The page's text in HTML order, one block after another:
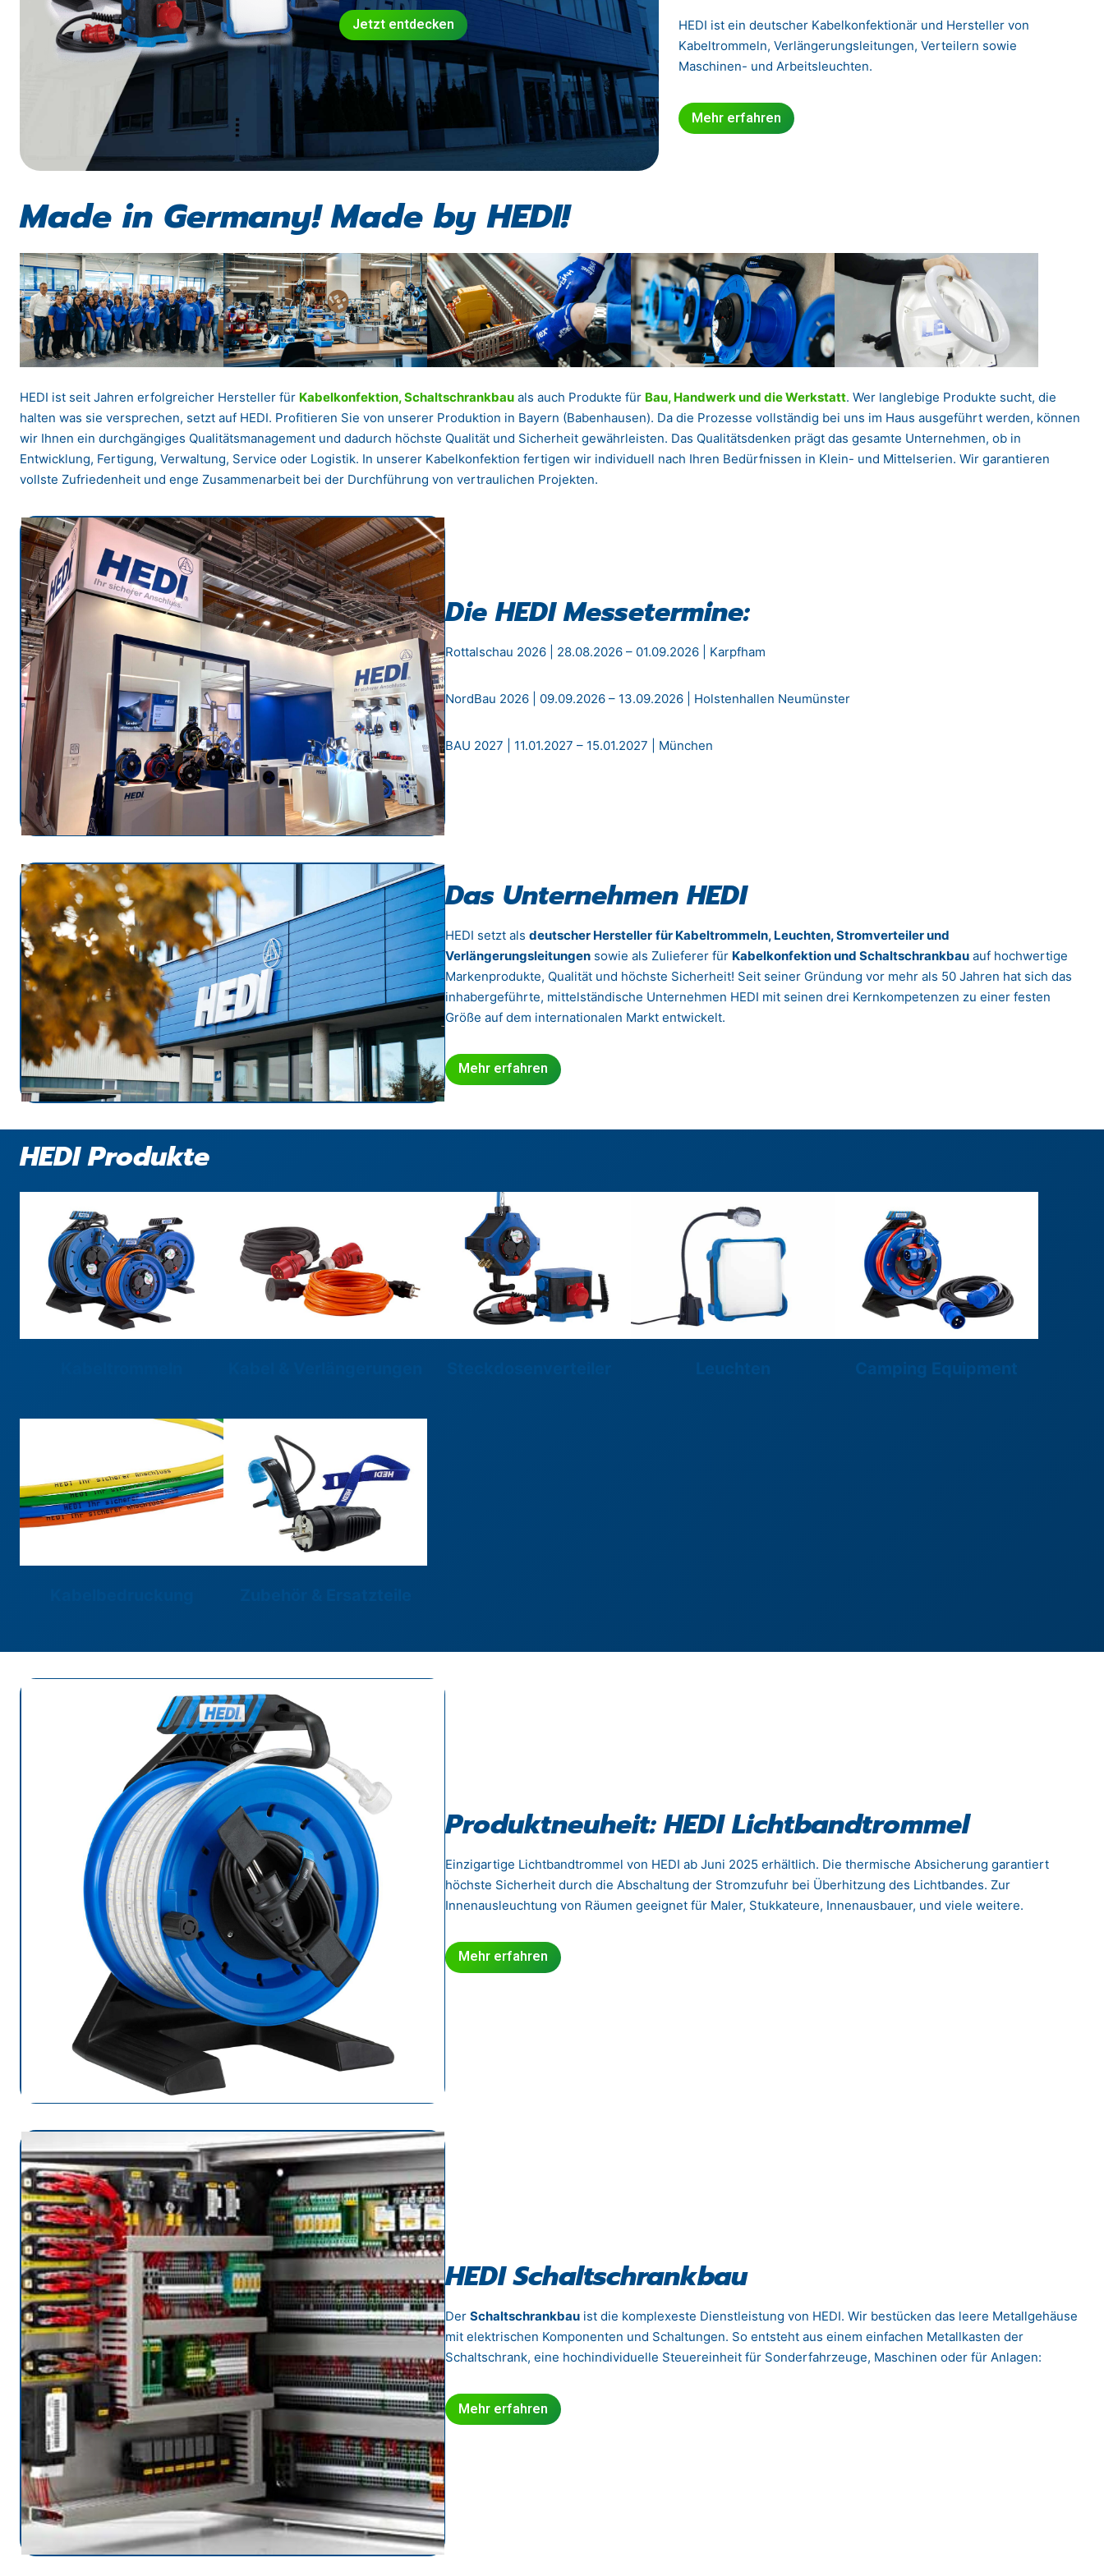
Jetzt entdecken
HEDI ist ein deutscher Kabelkonfektionär und Hersteller von
Kabeltrommeln, Verlängerungsleitungen, Verteilern sowie
Maschinen- und Arbeitsleuchten.
Mehr erfahren
Made in Germany! Made by HEDI!
HEDI ist seit Jahren erfolgreicher Hersteller für Kabelkonfektion, Schaltschrankbau als auch Produkte für Bau, Handwerk und die Werkstatt. Wer langlebige Produkte sucht, die
halten was sie versprechen, setzt auf HEDI. Profitieren Sie von unserer Produktion in Bayern (Babenhausen). Da die Prozesse vollständig bei uns im Haus ausgeführt werden, können
wir Ihnen ein durchgängiges Qualitätsmanagement und dadurch höchste Qualität und Sicherheit gewährleisten. Das Qualitätsdenken prägt das gesamte Unternehmen, ob in
Entwicklung, Fertigung, Verwaltung, Service oder Logistik. In unserer Kabelkonfektion fertigen wir individuell nach Ihren Bedürfnissen in Klein- und Mittelserien. Wir garantieren
vollste Zufriedenheit und enge Zusammenarbeit bei der Durchführung von vertraulichen Projekten.
Die HEDI Messetermine:
Rottalschau 2026 | 28.08.2026 – 01.09.2026 | Karpfham
NordBau 2026 | 09.09.2026 – 13.09.2026 | Holstenhallen Neumünster
BAU 2027 | 11.01.2027 – 15.01.2027 | München
Das Unternehmen HEDI
HEDI setzt alsdeutscher Hersteller für Kabeltrommeln, Leuchten, Stromverteiler und
Verlängerungsleitungen sowie als Zulieferer für Kabelkonfektion und Schaltschrankbau auf hochwertige
Markenprodukte, Qualität und höchste Sicherheit! Seit seiner Gründung vor mehr als 50 Jahren hat sich das
inhabergeführte, mittelständische Unternehmen HEDI mit seinen drei Kernkompetenzen zu einer festen
Größe auf dem internationalen Markt entwickelt.
Mehr erfahren
HEDI Produkte
Camping Equipment
Produktneuheit: HEDI Lichtbandtrommel
Einzigartige Lichtbandtrommel von HEDI ab Juni 2025 erhältlich. Die thermische Absicherung garantiert
höchste Sicherheit durch die Abschaltung der Stromzufuhr bei Überhitzung des Lichtbandes. Zur
Innenausleuchtung von Räumen geeignet für Maler, Stukkateure, Innenausbauer, und viele weitere.
Mehr erfahren
HEDI Schaltschrankbau
DerSchaltschrankbau ist die komplexeste Dienstleistung von HEDI. Wir bestücken das leere Metallgehäuse
mit elektrischen Komponenten und Schaltungen. So entsteht aus einem einfachen Metallkasten der
Schaltschrank, eine hochindividuelle Steuereinheit für Sonderfahrzeuge, Maschinen oder für Anlagen:
Mehr erfahren